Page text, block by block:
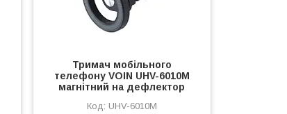
Тримач мобільного
телефону VOIN UHV-6010M
магнітний на дефлектор
UHV-6010M